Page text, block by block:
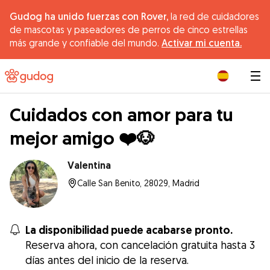
Gudog ha unido fuerzas con Rover, la red de cuidadores
de mascotas y paseadores de perros de cinco estrellas
más grande y confiable del mundo. Activar mi cuenta.
Cuidados con amor para tu
mejor amigo ❤️🐶
Valentina
Calle San Benito, 28029, Madrid
La disponibilidad puede acabarse pronto.
Reserva ahora, con cancelación gratuita hasta 3
días antes del inicio de la reserva.